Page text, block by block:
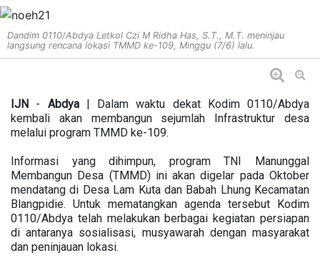
Dandim 0110/Abdya Letkol Czi M Ridha Has, S.T., M.T. meninjau
langsung rencana lokasi TMMD ke-109, Minggu (7/6) lalu.
IJN - Abdya| Dalam waktu dekat Kodim 0110/Abdya
kembali akan membangun sejumlah Infrastruktur desa
melalui program TMMD ke-109.
Informasi yang dihimpun, program TNI Manunggal
Membangun Desa (TMMD) ini akan digelar pada Oktober
mendatang di Desa Lam Kuta dan Babah Lhung Kecamatan
Blangpidie. Untuk mematangkan agenda tersebut Kodim
0110/Abdya telah melakukan berbagai kegiatan persiapan
di antaranya sosialisasi, musyawarah dengan masyarakat
dan peninjauan lokasi.